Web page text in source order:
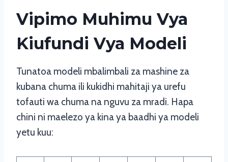
Vipimo Muhimu Vya
Kiufundi Vya Modeli
Tunatoa modeli mbalimbali za mashine za
kubana chuma ili kukidhi mahitaji ya urefu
tofauti wa chuma na nguvu za mradi. Hapa
chini ni maelezo ya kina ya baadhi ya modeli
yetu kuu: